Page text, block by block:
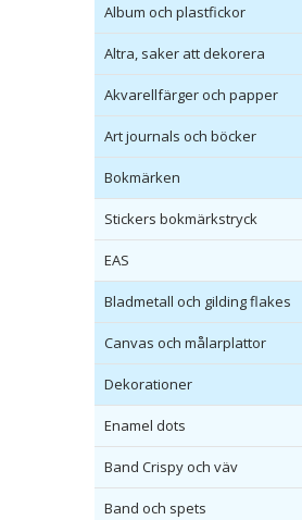
Album och plastfickor
Altra, saker att dekorera
Akvarellfärger och papper
Art journals och böcker
Bokmärken
Stickers bokmärkstryck
EAS
Bladmetall och gilding flakes
Canvas och målarplattor
Dekorationer
Enamel dots
Band Crispy och väv
Band och spets